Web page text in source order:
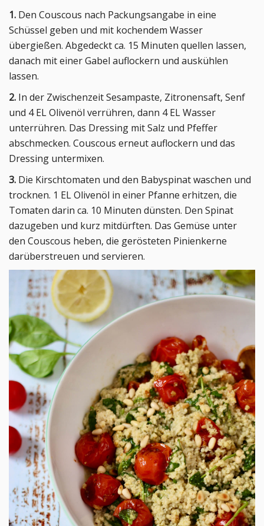
1. Den Couscous nach Packungsangabe in eine
Schüssel geben und mit kochendem Wasser
übergießen. Abgedeckt ca. 15 Minuten quellen lassen,
danach mit einer Gabel auflockern und auskühlen
lassen.
2. In der Zwischenzeit Sesampaste, Zitronensaft, Senf
und 4 EL Olivenöl verrühren, dann 4 EL Wasser
unterrühren. Das Dressing mit Salz und Pfeffer
abschmecken. Couscous erneut auflockern und das
Dressing untermixen.
3. Die Kirschtomaten und den Babyspinat waschen und
trocknen. 1 EL Olivenöl in einer Pfanne erhitzen, die
Tomaten darin ca. 10 Minuten dünsten. Den Spinat
dazugeben und kurz mitdürften. Das Gemüse unter
den Couscous heben, die gerösteten Pinienkerne
darüberstreuen und servieren.